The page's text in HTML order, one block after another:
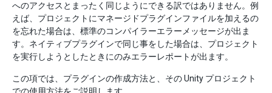
へのアクセスとまったく同じようにできる訳ではありません。例
えば、プロジェクトにマネージドプラグインファイルを加えるの
を忘れた場合は、標準のコンパイラーエラーメッセージが出ま
す。ネイティブプラグインで同じ事をした場合は、プロジェクト
を実行しようとしたときにのみエラーレポートが出ます。
この項では、プラグインの作成方法と、その Unity プロジェクト